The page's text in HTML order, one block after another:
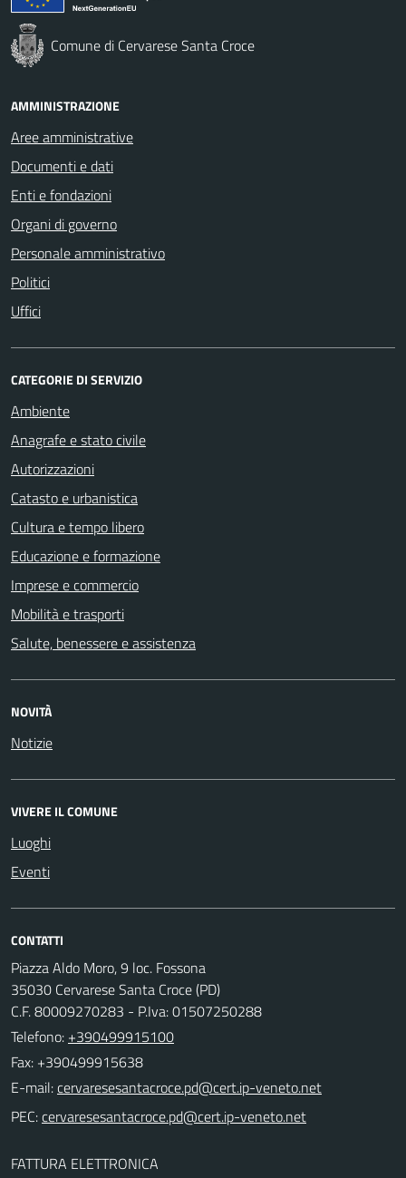
Comune di Cervarese Santa Croce
AMMINISTRAZIONE
Aree amministrative
Documenti e dati
Enti e fondazioni
Organi di governo
Personale amministrativo
Politici
Uffici
CATEGORIE DI SERVIZIO
Ambiente
Anagrafe e stato civile
Autorizzazioni
Catasto e urbanistica
Cultura e tempo libero
Educazione e formazione
Imprese e commercio
Mobilità e trasporti
Salute, benessere e assistenza
NOVITÀ
Notizie
VIVERE IL COMUNE
Luoghi
Eventi
CONTATTI
Piazza Aldo Moro, 9 loc. Fossona
35030 Cervarese Santa Croce (PD)
C.F. 80009270283 - P.Iva: 01507250288
Telefono: +390499915100
Fax: +390499915638
E-mail:
PEC:
FATTURA ELETTRONICA